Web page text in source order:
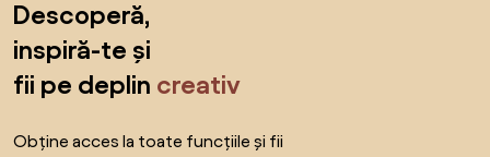
Descoperă,
inspiră-te și
fii pe deplin creativ
Obține acces la toate funcțiile și fii